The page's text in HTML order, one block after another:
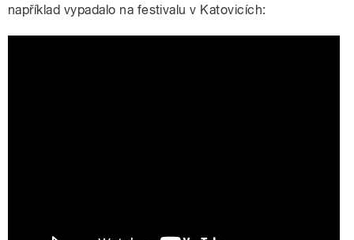
pause
například vypadalo na festivalu v Katovicích: